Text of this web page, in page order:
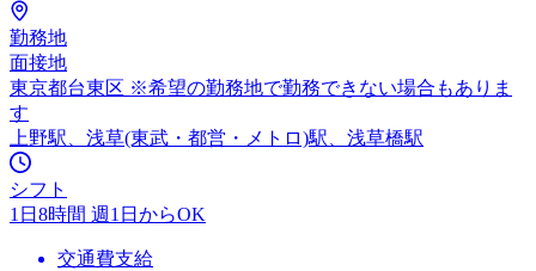
勤務地
面接地
東京都台東区 ※希望の勤務地で勤務できない場合もありま
す
上野駅、浅草(東武・都営・メトロ)駅、浅草橋駅
シフト
1日8時間 週1日からOK
交通費支給